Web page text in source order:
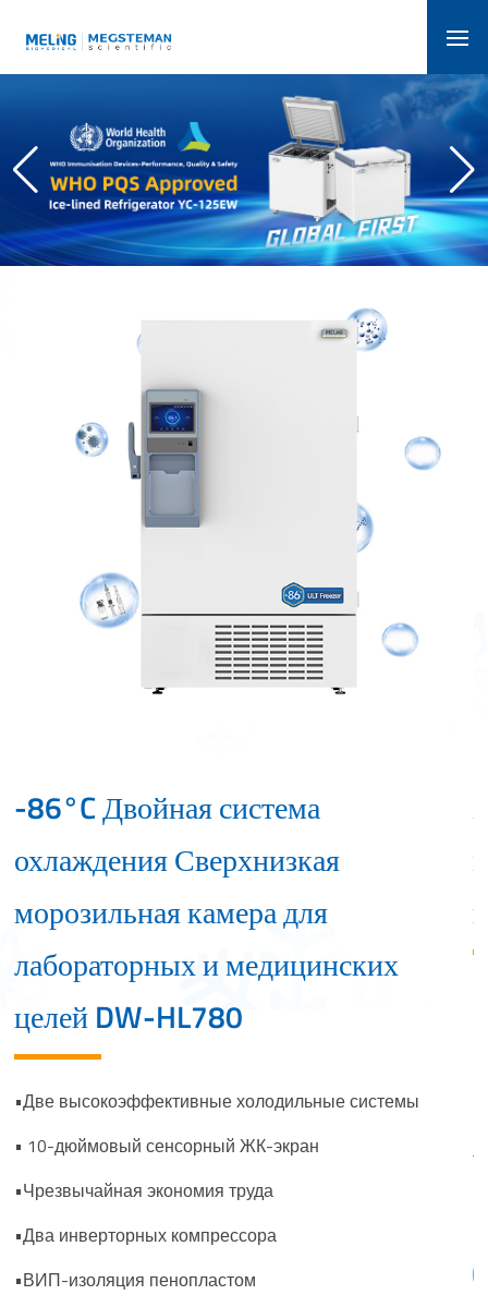
-86°C Двойная система
охлаждения Сверхнизкая
морозильная камера для
лабораторных и медицинских
целей DW-HL780
•Две высокоэффективные холодильные системы
• 10-дюймовый сенсорный ЖК-экран
•Чрезвычайная экономия труда
•Два инверторных компрессора
•ВИП-изоляция пенопластом